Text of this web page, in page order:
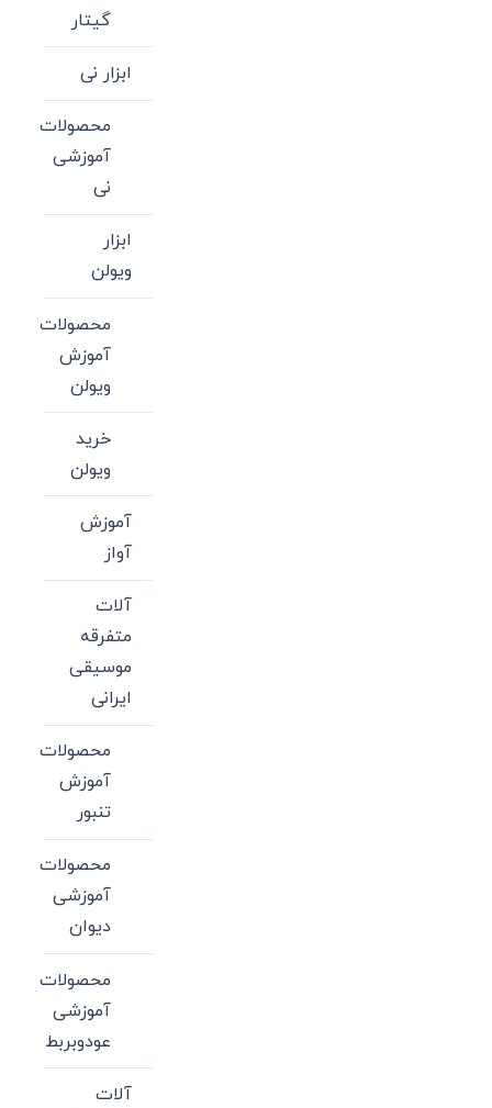
گیتار
ابزار نی
محصولات
آموزشی
نی
ابزار
ویولن
محصولات
آموزش
ویولن
خرید
ویولن
آموزش
آواز
آلات
متفرقه
موسیقی
ایرانی
محصولات
آموزش
تنبور
محصولات
آموزشی
دیوان
محصولات
آموزشی
عودوبربط
آلات